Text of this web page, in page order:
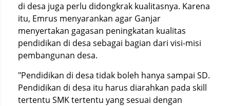
di desa juga perlu didongkrak kualitasnya. Karena
itu, Emrus menyarankan agar Ganjar
menyertakan gagasan peningkatan kualitas
pendidikan di desa sebagai bagian dari visi-misi
pembangunan desa.
"Pendidikan di desa tidak boleh hanya sampai SD.
Pendidikan di desa itu harus diarahkan pada skill
tertentu SMK tertentu yang sesuai dengan